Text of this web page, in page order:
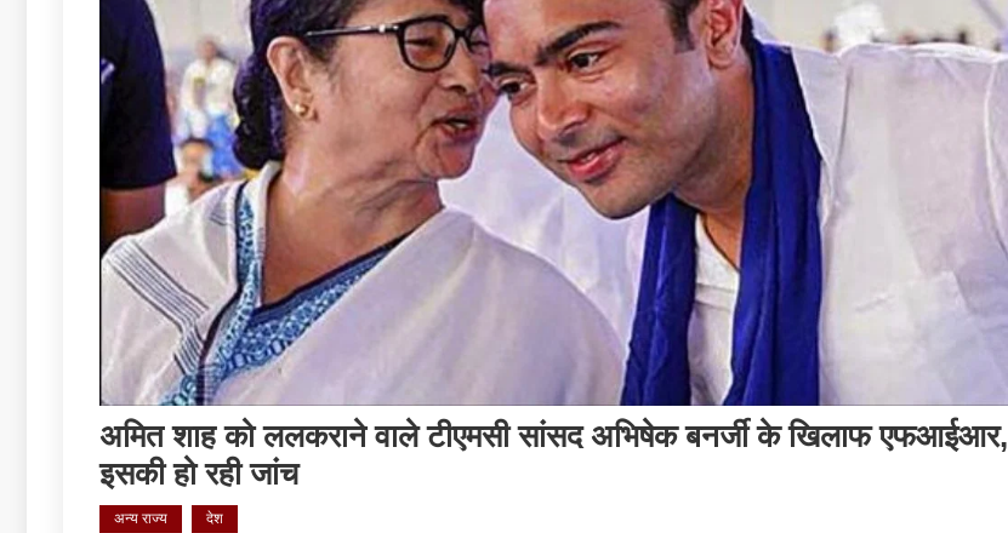
अम‍ित शाह को ललकराने वाले टीएमसी सांसद अभिषेक बनर्जी के खिलाफ एफआईआर,
इसकी हो रही जांच
अन्य राज्य देश